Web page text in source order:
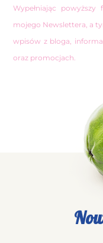
Wypełniając
mojego Newslettera, a
wpisów z bloga,
oraz promocjach.